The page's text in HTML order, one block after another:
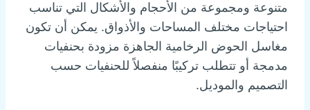
متنوعة ومجموعة من الأحجام والأشكال التي تناسب
احتياجات مختلف المساحات والأذواق. يمكن أن تكون
مغاسل الحوض الرخامية الجاهزة مزودة بحنفيات
مدمجة أو تتطلب تركيبًا منفصلاً للحنفيات حسب
التصميم والموديل.